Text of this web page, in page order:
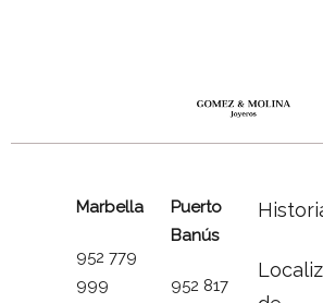
Marbella
952 779
999
Puerto
Banús
952 817